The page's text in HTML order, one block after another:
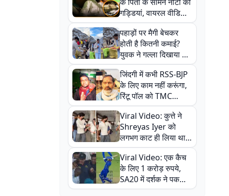
गड्डियां, वायरल वीडियो
से राजनीति में उबाल,
अजित महतो बोले- TMC
की गंदी चाल
पहाड़ों पर मैगी बेचकर
होती है कितनी कमाई?
युवक ने गल्ला दिखाया तो
नौकरी वालों के खड़े हो गए
कान
जिंदगी में कभी RSS-BJP
के लिए काम नहीं करूंगा,
रिंटू पॉल को TMC
ऑफिस में ले जाकर पीटा,
Video वायरल
Viral Video: कुत्ते ने
Shreyas Iyer को
लगभग काट ही लिया था,
न्यूजीलैंड सीरीज से पहले
बाल-बाल बचे
Viral Video: एक कैच
के लिए 1 करोड़ रुपये,
SA20 में दर्शक ने पकड़ा
एक हाथ से गजब का कैच